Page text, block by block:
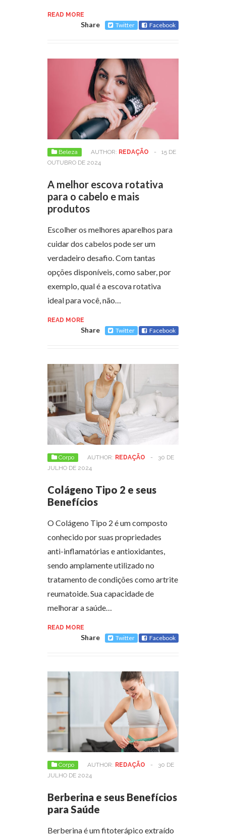
READ MORE
Share Twitter Facebook
Beleza AUTHOR: REDAÇÃO -
15 DE
OUTUBRO DE 2024
A melhor escova rotativa
para o cabelo e mais
produtos
Escolher os melhores aparelhos para
cuidar dos cabelos pode ser um
verdadeiro desafio. Com tantas
opções disponíveis, como saber, por
exemplo, qual é a escova rotativa
ideal para você, não…
READ MORE
Share Twitter Facebook
Corpo AUTHOR: REDAÇÃO -
30 DE
JULHO DE 2024
Colágeno Tipo 2 e seus
Benefícios
O Colágeno Tipo 2 é um composto
conhecido por suas propriedades
anti-inflamatórias e antioxidantes,
sendo amplamente utilizado no
tratamento de condições como artrite
reumatoide. Sua capacidade de
melhorar a saúde…
READ MORE
Share Twitter Facebook
Corpo AUTHOR: REDAÇÃO -
30 DE
JULHO DE 2024
Berberina e seus Benefícios
para Saúde
Berberina é um fitoterápico extraído